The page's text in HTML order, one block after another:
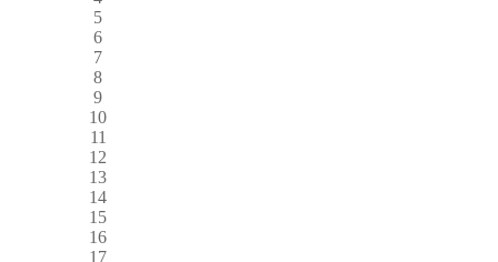
5
6
7
8
9
10
11
12
13
14
15
16
17